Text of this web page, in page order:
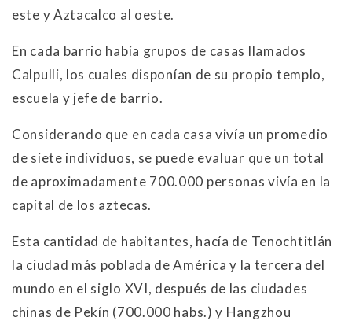
este y Aztacalco al oeste.
En cada barrio había grupos de casas llamados
Calpulli, los cuales disponían de su propio templo,
escuela y jefe de barrio.
Considerando que en cada casa vivía un promedio
de siete individuos, se puede evaluar que un total
de aproximadamente 700.000 personas vivía en la
capital de los aztecas.
Esta cantidad de habitantes, hacía de Tenochtitlán
la ciudad más poblada de América y la tercera del
mundo en el siglo XVI, después de las ciudades
chinas de Pekín (700.000 habs.) y Hangzhou